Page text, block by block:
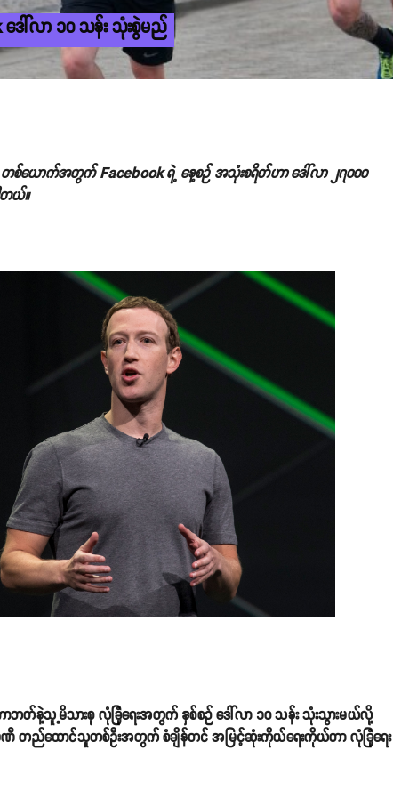
ါ်လာ ၁၀ သန်း သုံးစွဲမည်
စ်ယောက်အတွက် Facebook ရဲ့ နေ့စဉ် အသုံးစရိတ်ဟာ ဒေါ်လာ ၂၇၀၀၀
တယ်။
ဘတ်နဲ့သူ့မိသားစု လုံခြုံရေးအတွက် နှစ်စဉ် ဒေါ်လာ ၁၀ သန်း သုံးသွားမယ်လို့
ဏီ တည်ထောင်သူတစ်ဦးအတွက် စံချိန်တင် အမြင့်ဆုံးကိုယ်ရေးကိုယ်တာ လုံခြုံရေး